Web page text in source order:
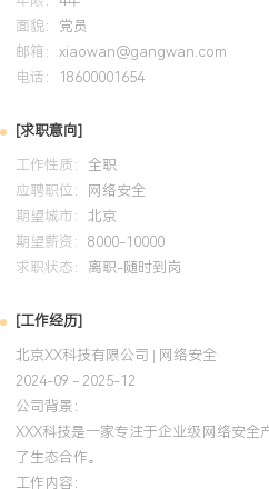
自我评价
专业背景：拥有超过10年的一线
动安全防御体系建设的完整周期，
平台建设与零信任架构落地，将
险。应急响应：具备敏锐的安全事
件XXX余起，通过完善预案与演练
与审计：精通等级保护、
并持续通过培训提升团队整体安全
培训经历
2024-09 2025-12
持有信息系统安全专业认证，系
面貌： 党员
邮箱： xiaowan@gangwan.com
电话：
18600001654
[求职意向]
工作性质： 全职
应聘职位：
网络安全
期望城市： 北京
期望薪资： 8000-10000
求职状态： 离职-随时到岗
[工作经历]
北京XX科技有限公司 | 网络安全
2024-09 - 2025-12
公司背景：
XXX科技是一家专注于企业级网络安
了生态合作。
工作内容：